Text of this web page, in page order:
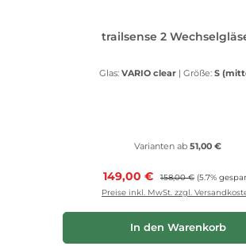
trailsense 2
Glas: VARIO clear | Größe: S
Varianten ab 51,00 €
Verkaufspreis:
149,00 € Regulärer Preis:
158,00 € (5.7%
Preise inkl. MwSt. zzgl.
In den Warenkorb